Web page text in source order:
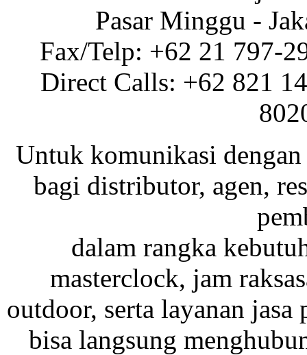
Pasar Minggu -
Fax/Telp: +62 21 797-
Direct Calls: +62 821
Untuk komunikasi dengan
bagi distributor, agen,
dalam rangka
masterclock, jam
outdoor, serta layanan
bisa langsung